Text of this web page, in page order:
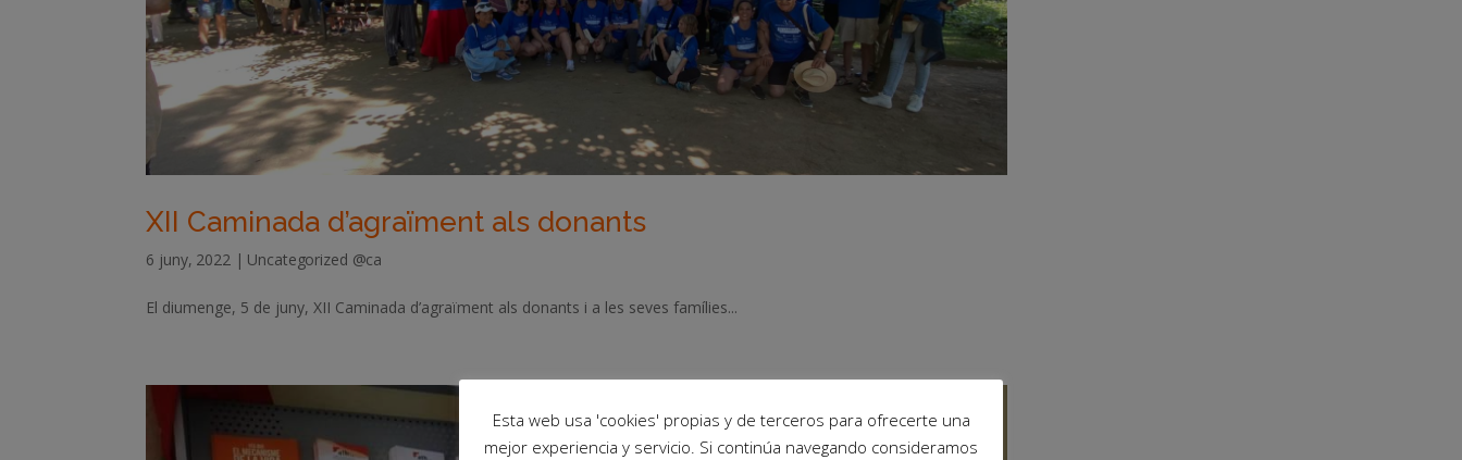
XII Caminada d’agraïment als donants
6 juny, 2022| Uncategorized @ca
El diumenge, 5 de juny, XII Caminada d’agraïment als donants i a les seves famílies...
Esta web usa 'cookies' propias y de terceros para ofrecerte una
mejor experiencia y servicio. Si continúa navegando consideramos